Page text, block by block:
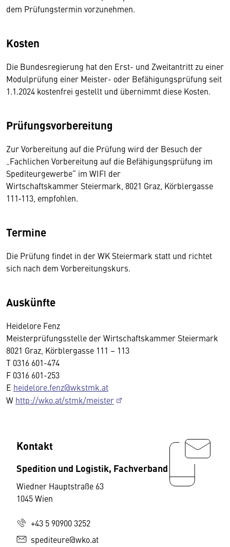
dem Prüfungstermin vorzunehmen.
Kosten
Die Bundesregierung hat den Erst- und Zweitantritt zu einer
Modulprüfung einer Meister- oder Befähigungsprüfung seit
1.1.2024 kostenfrei gestellt und übernimmt diese Kosten.
Prüfungsvorbereitung
Zur Vorbereitung auf die Prüfung wird der Besuch der
„Fachlichen Vorbereitung auf die Befähigungsprüfung im
Spediteurgewerbe“ im WIFI der
Wirtschaftskammer Steiermark, 8021 Graz, Körblergasse
111‑113, empfohlen.
Termine
Die Prüfung findet in der WK Steiermark statt und richtet
sich nach dem Vorbereitungskurs.
Auskünfte
Heidelore Fenz
Meisterprüfungsstelle der Wirtschaftskammer Steiermark
8021 Graz, Körblergasse 111 – 113
T 0316 601-474
F 0316 601-253
E heidelore.fenz@wkstmk.at
W http://wko.at/stmk/meister
Kontakt
Spedition und Logistik, Fachverband
Wiedner Hauptstraße 63
1045 Wien
+43 5 90900 3252
spediteure@wko.at